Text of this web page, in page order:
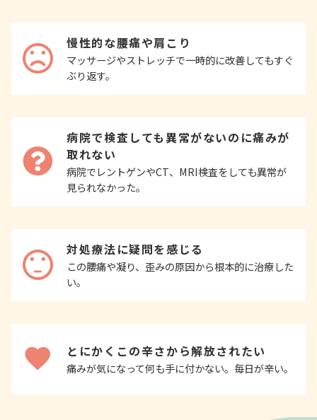
慢性的な腰痛や肩こり
マッサージやストレッチで一時的に改善してもすぐ
ぶり返す。
病院で検査しても異常がないのに痛みが
取れない
病院でレントゲンやCT、MRI検査をしても異常が
見られなかった。
対処療法に疑問を感じる
この腰痛や凝り、歪みの原因から根本的に治療した
い。
とにかくこの辛さから解放されたい
痛みが気になって何も手に付かない。毎日が辛い。